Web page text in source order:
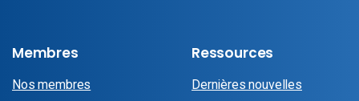
Membres
Nos membres
Ressources
Dernières nouvelles